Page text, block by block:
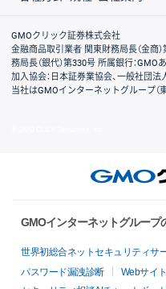
取引規程・約款
サイトマップ
その他のご案内
個人情報保護方針
最良執行方針
サイトのご利用について
ディスクレイマー
信託保全
リスク説明
会社案内
GMOクリック証券株式会社
金融商品取引業者 関東財務局長（金商
務局長（銀代）第330号 所属銀行：
加入協会：日本証券業協会、一般社団
当社はGMOインターネットグループ（
GMOインターネットグループ
世界初総合ネットセキュリティサ
パスワード漏洩診断
Webサイ